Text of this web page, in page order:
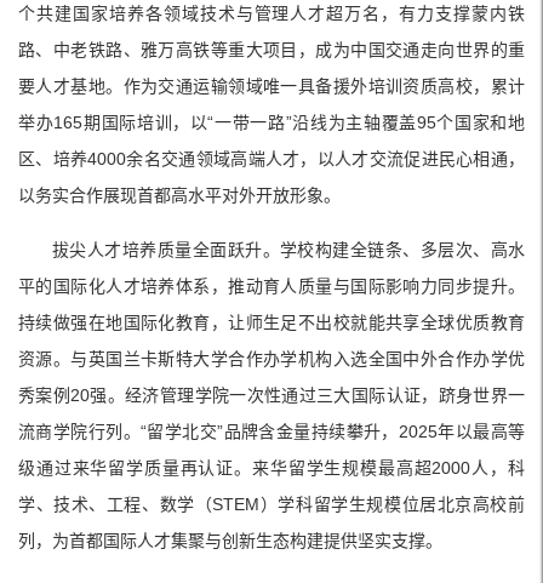
个共建国家培养各领域技术与管理人才超万名，有力支撑蒙内铁
路、中老铁路、雅万高铁等重大项目，成为中国交通走向世界的重
要人才基地。作为交通运输领域唯一具备援外培训资质高校，累计
举办165期国际培训，以“一带一路”沿线为主轴覆盖95个国家和地
区、培养4000余名交通领域高端人才，以人才交流促进民心相通，
以务实合作展现首都高水平对外开放形象。
拔尖人才培养质量全面跃升。学校构建全链条、多层次、高水
平的国际化人才培养体系，推动育人质量与国际影响力同步提升。
持续做强在地国际化教育，让师生足不出校就能共享全球优质教育
资源。与英国兰卡斯特大学合作办学机构入选全国中外合作办学优
秀案例20强。经济管理学院一次性通过三大国际认证，跻身世界一
流商学院行列。“留学北交”品牌含金量持续攀升，2025年以最高等
级通过来华留学质量再认证。来华留学生规模最高超2000人，科
学、技术、工程、数学（STEM）学科留学生规模位居北京高校前
列，为首都国际人才集聚与创新生态构建提供坚实支撑。